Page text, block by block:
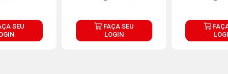
SEU
FAÇA SEU
LOGIN